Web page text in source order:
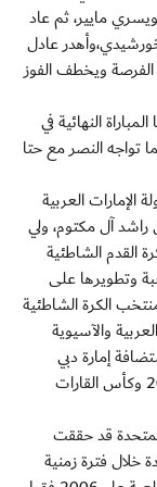
مايير، ثم عاد
عادل
الفرصة ويخطف الفوز
النهائية في
الجمعة "20 أبريل"، فيما تواجه النصر مع حتا
العربية
آل مكتوم، ولي
القدم الشاطئية
وتطويرها على
الكرة الشاطئية
والآسيوية
إمارة دبي
لنهائيات كأس العالم لكرة القدم الشاطئية عام 2009 وكأس القارات
قد حققت
خلال فترة زمنية